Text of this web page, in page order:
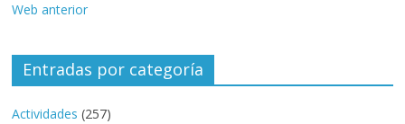
Web anterior
Entradas por categoría
Actividades (257)